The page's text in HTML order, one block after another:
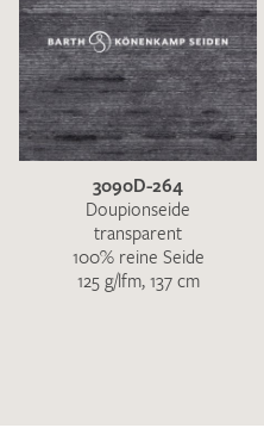
3090D-264
Doupionseide
transparent
100% reine Seide
125 g/lfm, 137 cm